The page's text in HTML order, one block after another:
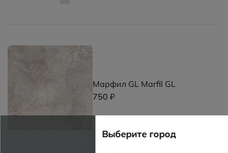
Марфил GL Marfil GL
750 ₽
Выберите город